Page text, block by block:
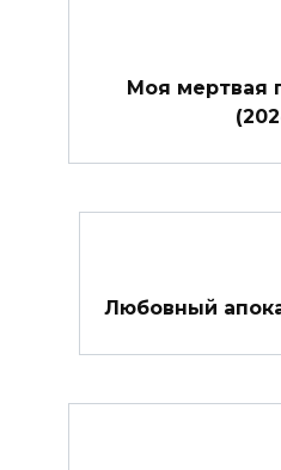
Моя мертвая
Любовный